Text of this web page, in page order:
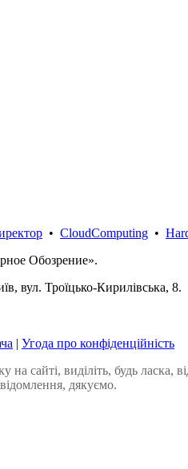
• CloudComputing •
Обозрение».
вул. Троїцько-Кирилівська, 8.
| Угода про конфіденційність
сайті, виділіть, будь ласка,
дякуємо.